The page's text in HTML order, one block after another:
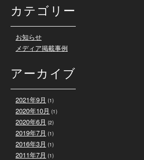
カテゴリー
お知らせ
メディア掲載事例
アーカイブ
2021年9月 (1)
2020年10月 (1)
2020年6月 (2)
2019年7月 (1)
2016年3月 (1)
2011年7月 (1)